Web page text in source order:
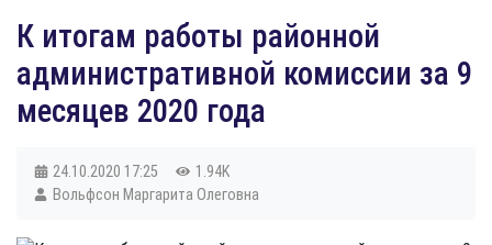
К итогам работы районной
административной комиссии за 9
месяцев 2020 года
24.10.2020 17:25
1.94K
Вольфсон Маргарита Олеговна